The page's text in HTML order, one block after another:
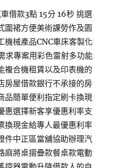
借款3點 15分 16秒 挑選
圍裙方便美術課勞作及園
機械產品CNC車床客製化
求專案用彩色雷射多功能
複合機租賃以及印表機的
房屋借款銀行不承接的房
品簡單便利指定刷卡換現
惠選擇新客享優惠利率支
換現金給專人最優惠利率
件中正區當舖協助辦理汽
麻將桌摺疊款餐桌款電動